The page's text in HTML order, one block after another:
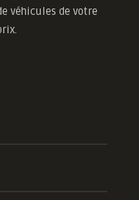
véhicules de votre